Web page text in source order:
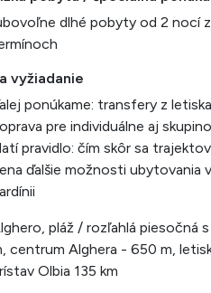
dlhé pobyty od 2 nocí
vyžiadanie
ponúkame: transfery z
pre individuálne aj
pravidlo: čím skôr sa
ďalšie možnosti ubytovania
pláž / rozľahlá piesočná
centrum Alghera - 650 m,
Olbia 135 km